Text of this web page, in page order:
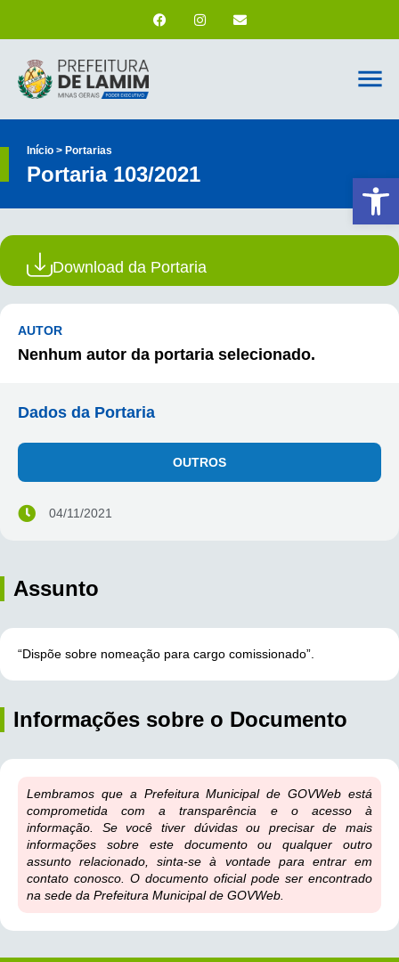
Início > Portarias
Portaria 103/2021
Download da Portaria
AUTOR
Nenhum autor da portaria selecionado.
Dados da Portaria
OUTROS
04/11/2021
Assunto
“Dispõe sobre nomeação para cargo comissionado”.
Informações sobre o Documento
Lembramos que a Prefeitura Municipal de GOVWeb está
comprometida com a transparência e o acesso à
informação. Se você tiver dúvidas ou precisar de mais
informações sobre este documento ou qualquer outro
assunto relacionado, sinta-se à vontade para entrar em
contato conosco. O documento oficial pode ser encontrado
na sede da Prefeitura Municipal de GOVWeb.